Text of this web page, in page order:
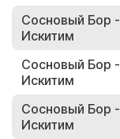
Сосновый Бор -
Искитим
Сосновый Бор -
Искитим
Сосновый Бор -
Искитим